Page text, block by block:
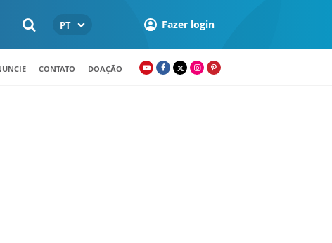
PT Fazer login
CONTATO DOAÇÃO